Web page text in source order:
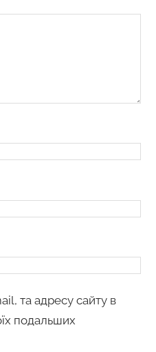
та адресу сайту в
подальших